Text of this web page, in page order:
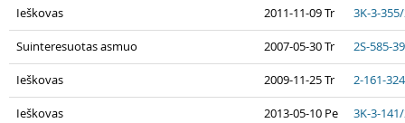
Ieškovas 2011-11-09 Tr 3K-3-
Suinteresuotas asmuo 2007-05-30 Tr 2S-585-
Ieškovas 2009-11-25 Tr 2-161-
Ieškovas 2013-05-10 Pe 3K-3-